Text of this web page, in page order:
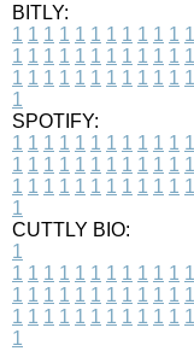
BITLY:
1 1 1 1 1 1 1 1 1 1 1 1
1 1 1 1 1 1 1 1 1 1 1 1
1 1 1 1 1 1 1 1 1 1 1 1
1
SPOTIFY:
1 1 1 1 1 1 1 1 1 1 1 1
1 1 1 1 1 1 1 1 1 1 1 1
1 1 1 1 1 1 1 1 1 1 1 1
1
CUTTLY BIO:
1
1 1 1 1 1 1 1 1 1 1 1 1
1 1 1 1 1 1 1 1 1 1 1 1
1 1 1 1 1 1 1 1 1 1 1 1
1